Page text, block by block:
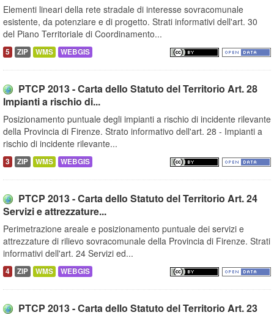
Elementi lineari della rete stradale di interesse sovracomunale
esistente, da potenziare e di progetto. Strati informativi dell'art. 30
del Piano Territoriale di Coordinamento...
5 ZIP WMS WEBGIS
PTCP 2013 - Carta dello Statuto del Territorio Art. 28
Impianti a rischio di...
Posizionamento puntuale degli impianti a rischio di incidente rilevante
della Provincia di Firenze. Strato informativo dell'art. 28 - Impianti a
rischio di incidente rilevante...
3 ZIP WMS WEBGIS
PTCP 2013 - Carta dello Statuto del Territorio Art. 24
Servizi e attrezzature...
Perimetrazione areale e posizionamento puntuale dei servizi e
attrezzature di rilievo sovracomunale della Provincia di Firenze. Strati
informativi dell'art. 24 Servizi ed...
4 ZIP WMS WEBGIS
PTCP 2013 - Carta dello Statuto del Territorio Art. 23